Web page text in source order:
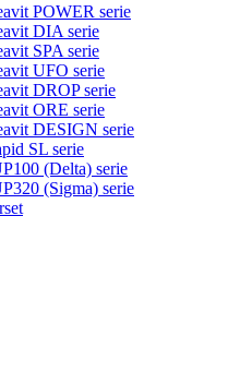
POWER serie
DIA serie
SPA serie
UFO serie
DROP serie
ORE serie
DESIGN serie
SL serie
(Delta) serie
(Sigma) serie